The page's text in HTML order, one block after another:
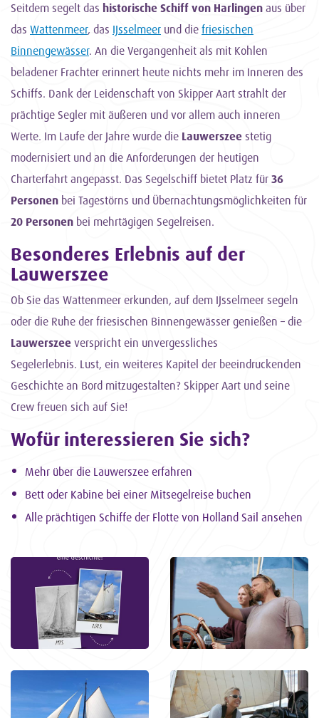
Seitdem segelt das historische Schiff von Harlingen aus über
das Wattenmeer, das IJsselmeer und die friesischen
Binnengewässer. An die Vergangenheit als mit Kohlen
beladener Frachter erinnert heute nichts mehr im Inneren des
Schiffs. Dank der Leidenschaft von Skipper Aart strahlt der
prächtige Segler mit äußeren und vor allem auch inneren
Werte. Im Laufe der Jahre wurde die Lauwerszee stetig
modernisiert und an die Anforderungen der heutigen
Charterfahrt angepasst. Das Segelschiff bietet Platz für 36
Personen bei Tagestörns und Übernachtungsmöglichkeiten für
20 Personen bei mehrtägigen Segelreisen.
Besonderes Erlebnis auf der
Lauwerszee
Ob Sie das Wattenmeer erkunden, auf dem IJsselmeer segeln
oder die Ruhe der friesischen Binnengewässer genießen – die
Lauwerszee verspricht ein unvergessliches
Segelerlebnis. Lust, ein weiteres Kapitel der beeindruckenden
Geschichte an Bord mitzugestalten? Skipper Aart und seine
Crew freuen sich auf Sie!
Wofür interessieren Sie sich?
Mehr über die Lauwerszee erfahren
Bett oder Kabine bei einer Mitsegelreise buchen
Alle prächtigen Schiffe der Flotte von Holland Sail ansehen